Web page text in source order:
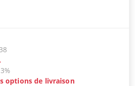
38
options de livraison